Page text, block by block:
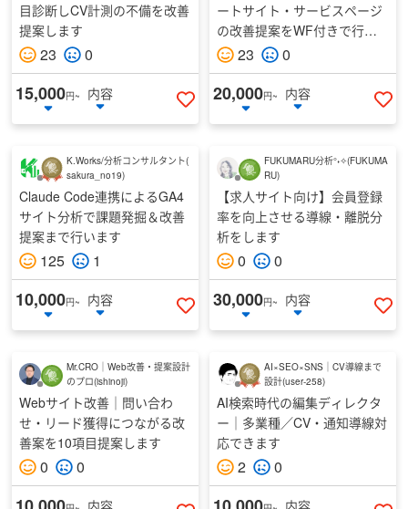
目診断しCV計測の不備を改善
提案します
23 0
15,000円~
内容
いいねする
ートサイト・サービスページ
の改善提案をWF付きで行い
ます23 0
20,000円~
内容
い
K.Works/分析コンサルタント(
sakura_no19)
Claude Code連携によるGA4
サイト分析で課題発掘＆改善
提案まで行います
125 1
10,000円~
内容
いいねする
FUKUMARU分析°˖✧(FUKUMA
RU)
【求人サイト向け】会員登録
率を向上させる導線・離脱分
析をします
0 0
30,000円~
内容
い
Mr.CRO｜Web改善・提案設計
のプロ(ishinoji)
Webサイト改善｜問い合わ
せ・リード獲得につながる改
善案を10項目提案します
0 0
内容
AI×SEO×SNS｜CV導線まで
設計(user-258)
AI検索時代の編集ディレクタ
ー｜多業種／CV・通知導線対
応できます
2 0
内容